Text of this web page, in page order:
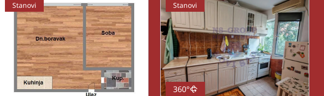
Stanovi Stanovi
360°